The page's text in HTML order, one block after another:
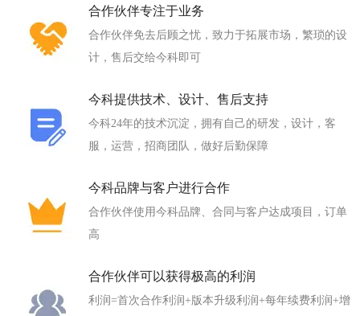
合作伙伴专注于业务
合作伙伴免去后顾之忧，致力于拓展市场，繁琐的设
计，售后交给今科即可
今科提供技术、设计、售后支持
今科24年的技术沉淀，拥有自己的研发，设计，客
服，运营，招商团队，做好后勤保障
今科品牌与客户进行合作
合作伙伴使用今科品牌、合同与客户达成项目，订单
高
合作伙伴可以获得极高的利润
利润=首次合作利润+版本升级利润+每年续费利润+增